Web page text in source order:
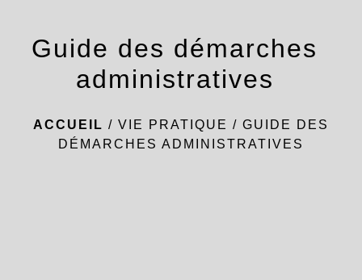
Guide des démarches
administratives
ACCUEIL / VIE PRATIQUE / GUIDE DES
DÉMARCHES ADMINISTRATIVES